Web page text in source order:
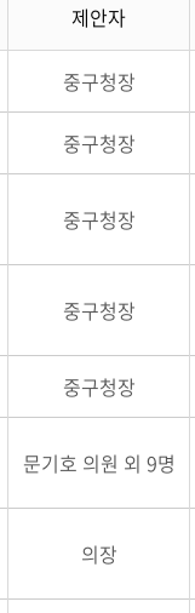
제안자
중구청장
중구청장
중구청장
중구청장
중구청장
문기호 의원 외 9명
의장